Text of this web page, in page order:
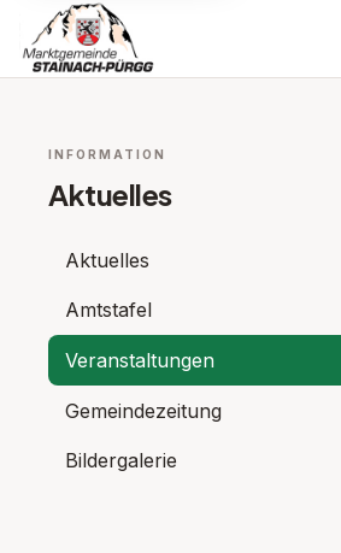
INFORMATION
Aktuelles
Aktuelles
Amtstafel
Veranstaltungen
Gemeindezeitung
Bildergalerie